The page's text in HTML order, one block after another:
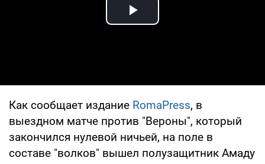
Play Video
Как сообщает издание RomaPress, в
выездном матче против "Вероны", который
закончился нулевой ничьей, на поле в
составе "волков" вышел полузащитник Амаду